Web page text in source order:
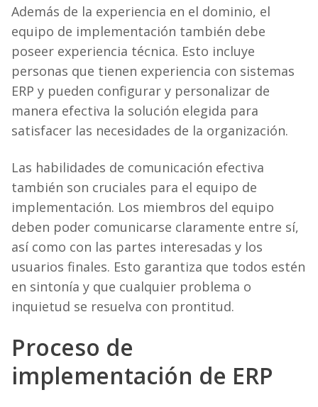
Además de la experiencia en el dominio, el
equipo de implementación también debe
poseer experiencia técnica. Esto incluye
personas que tienen experiencia con sistemas
ERP y pueden configurar y personalizar de
manera efectiva la solución elegida para
satisfacer las necesidades de la organización.
Las habilidades de comunicación efectiva
también son cruciales para el equipo de
implementación. Los miembros del equipo
deben poder comunicarse claramente entre sí,
así como con las partes interesadas y los
usuarios finales. Esto garantiza que todos estén
en sintonía y que cualquier problema o
inquietud se resuelva con prontitud.
Proceso de
implementación de ERP